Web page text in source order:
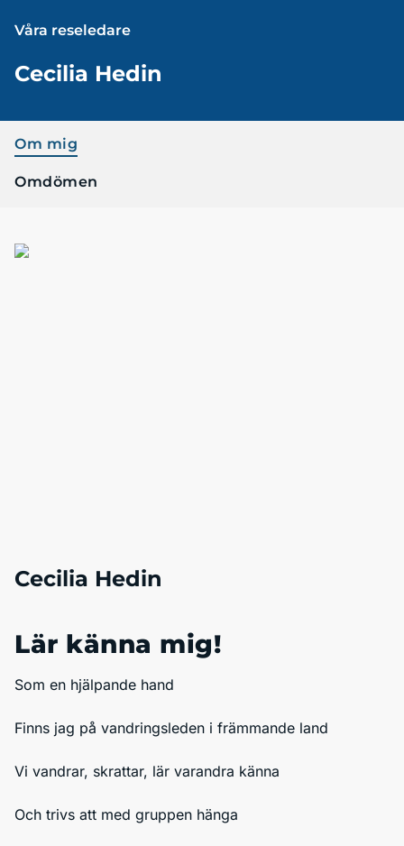
Våra reseledare
Cecilia Hedin
Om mig
Omdömen
Cecilia Hedin
Lär känna mig!
Som en hjälpande hand
Finns jag på vandringsleden i främmande land
Vi vandrar, skrattar, lär varandra känna
Och trivs att med gruppen hänga